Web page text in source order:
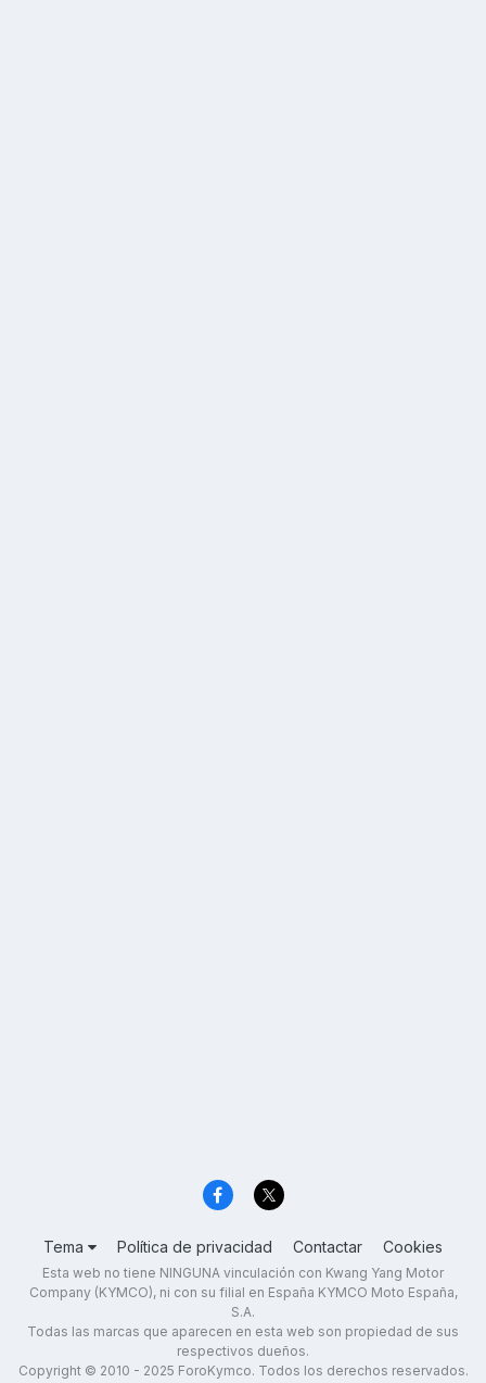
Tema Política de privacidad Contactar Cookies
Esta web no tiene NINGUNA vinculación con Kwang Yang Motor
Company (KYMCO), ni con su filial en España KYMCO Moto España,
S.A.
Todas las marcas que aparecen en esta web son propiedad de sus
respectivos dueños.
Copyright © 2010 - 2025 ForoKymco. Todos los derechos reservados.